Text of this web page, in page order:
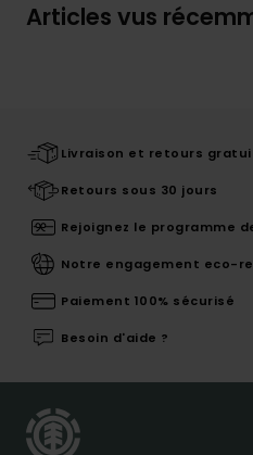
Articles vus
Livraison et retours
Retours sous 30 jours
Rejoignez le programme
Notre engagement eco-
Paiement 100% sécurisé
Besoin d'aide ?